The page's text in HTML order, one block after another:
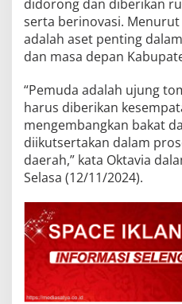
didorong dan diberikan
serta berinovasi.
adalah aset penting
dan masa depan
“Pemuda adalah ujung
harus diberikan
mengembangkan bakat
diikutsertakan dalam
daerah,” kata Oktavia
Selasa (12/11/2024).